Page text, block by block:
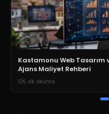
Kastamonu Web Tasarım
Ajans Maliyet Rehberi
5 dk okuma